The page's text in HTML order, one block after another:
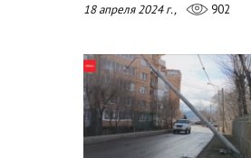
18 апреля 2024 г., 902